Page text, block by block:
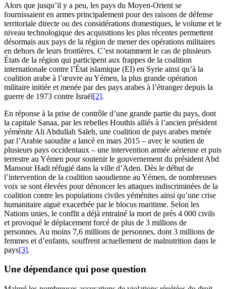
Alors que jusqu’il y a peu, les pays du Moyen-Orient se
fournissaient en armes principalement pour des raisons de défense
territoriale directe ou des considérations domestiques, le volume et le
niveau technologique des acquisitions les plus récentes permettent
désormais aux pays de la région de mener des opérations militaires
en dehors de leurs frontières. C’est notamment le cas de plusieurs
États de la région qui participent aux frappes de la coalition
internationale contre l’État islamique (EI) en Syrie ainsi qu’à la
coalition arabe à l’œuvre au Yémen, la plus grande opération
militaire initiée et menée par des pays arabes à l’étranger depuis la
guerre de 1973 contre Israël[2].
En réponse à la prise de contrôle d’une grande partie du pays, dont
la capitale Sanaa, par les rebelles Houthis alliés à l’ancien président
yéménite Ali Abdullah Saleh, une coalition de pays arabes menée
par l’Arabie saoudite a lancé en mars 2015 – avec le soutien de
plusieurs pays occidentaux – une intervention armée aérienne et puis
terrestre au Yémen pour soutenir le gouvernement du président Abd
Mansour Hadi réfugié dans la ville d’Aden. Dès le début de
l’intervention de la coalition saoudienne au Yémen, de nombreuses
voix se sont élevées pour dénoncer les attaques indiscriminées de la
coalition contre les populations civiles yéménites ainsi qu’une crise
humanitaire aiguë exacerbée par le blocus maritime. Selon les
Nations unies, le conflit a déjà entrainé la mort de près 4 000 civils
et provoqué le déplacement forcé de plus de 3 millions de
personnes. Au moins 7,6 millions de personnes, dont 3 millions de
femmes et d’enfants, souffrent actuellement de malnutrition dans le
pays[3].
Une dépendance qui pose question